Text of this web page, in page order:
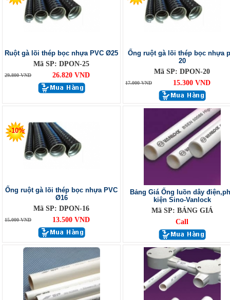
Ruột gà lõi thép bọc nhựa PVC Ø25
Mã SP: DPON-25
29.800 VND 26.820 VND
Ống ruột gà lõi thép bọc nhựa
20
Mã SP: DPON-20
17.000 VND 15.300 VND
-10%
Ống ruột gà lõi thép bọc nhựa PVC
Ø16
Mã SP: DPON-16
15.000 VND 13.500 VND
Bảng Giá Ống luồn dây
kiện Sino-Vanlock
Mã SP: BẢNG GIÁ
Call